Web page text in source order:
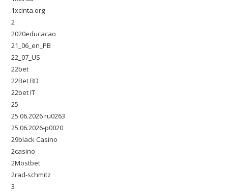
1xcinta.org
2
2020educacao
21_06_en_PB
22_07_US
22bet
22Bet BD
22bet IT
25
25.06.2026 ru0263
25.06.2026-p0020
29black Casino
2casino
2Mostbet
2rad-schmitz
3